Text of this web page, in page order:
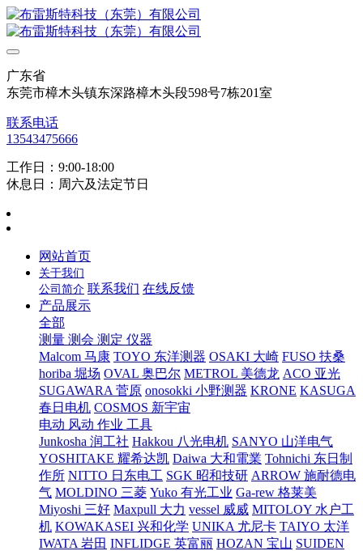
广东省
东莞市樟木头镇东深路樟木头段598号7栋201室
联系电话
13543475666
工作日：9:00-18:00
休息日：周六及法定节日
网站首页
关于我们
公司简介 联系我们 在线反馈
产品展示
全部
测量 测会 测定 仪器
Malcom 马康 TOYO 东洋测器 OSAKI 大崎 FUSO 扶桑
horiba 堀场 OVAL 奥巴尔 METROL 美德龙 ACO 亚光
SUGAWARA 菅原 onosokki 小野测器 KRONE KASUGA
春日电机 COSMOS 新宇宙
电动 风动 作业 工具
Junkosha 润工社 Hakkou 八光电机 SANYO 山洋电气
YOSHITAKE 耀希达凯 Daiwa 大和電業 Tohnichi 东日制
作所 NITTO 日东电工 SGK 昭和技研 ARROW 施耐德电
气 MOLDINO 三菱 Yuko 有光工业 Ga-rew 格莱美
Miyoshi 三好 Maxpull 大力 vessel 威威 MITOLOY 水户工
机 KOWAKASEI 兴和化学 UNIKA 尤尼卡 TAIYO 太洋
IWATA 岩田 INFLIDGE 英富丽 HOZAN 宝山 SUIDEN